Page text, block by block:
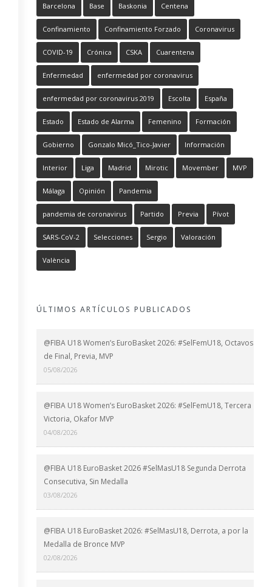
Barcelona Base Baskonia Centena
Confinamiento Confinamiento Forzado Coronavirus
COVID-19 Crónica CSKA Cuarentena
Enfermedad enfermedad por coronavirus
enfermedad por coronavirus 2019 Escolta España
Estado Estado de Alarma Femenino Formación
Gobierno Gonzalo Micó_Tico-Javier Información
Interior Liga Madrid Mirotic Movember MVP
Málaga Opinión Pandemia
pandemia de coronavirus Partido Previa Pívot
SARS-CoV-2 Selecciones Sergio Valoración
València
ÚLTIMOS ARTÍCULOS PUBLICADOS
@FIBA U18 Women’s EuroBasket 2026: #SelFemU18, Octavos
de Final, Previa, MVP
05/08/2026
@FIBA U18 Women’s EuroBasket 2026: #SelFemU18, Tercera
Victoria, Okafor MVP
04/08/2026
@FIBA U18 EuroBasket 2026 #SelMasU18 Segunda Derrota
Consecutiva, Sin Medalla
03/08/2026
@FIBA U18 EuroBasket 2026: #SelMasU18, Derrota, a por la
Medalla de Bronce MVP
02/08/2026